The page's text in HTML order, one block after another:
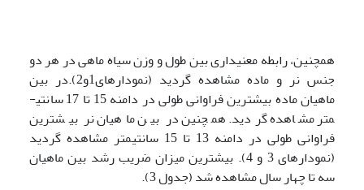
همچنین، رابطه معنی­داری بین طول و وزن سیاه ماهی در هر دو
جنس نر و ماده مشاهده گردید (نمودارهای1و2).در بین
ماهیان ماده بیش­ترین فراوانی طولی در دامنه 15 تا 17 سانتی­
متر مشاهده گردید. همچنین در بین ماهیان نر بیشترین
فراوانی طولی در دامنه 13 تا 15 سانتی­متر مشاهده گردید
(نمودارهای 3 و 4). بیشترین میزان ضریب رشد بین ماهیان
سه تا چهار سال مشاهده شد (جدول 3).